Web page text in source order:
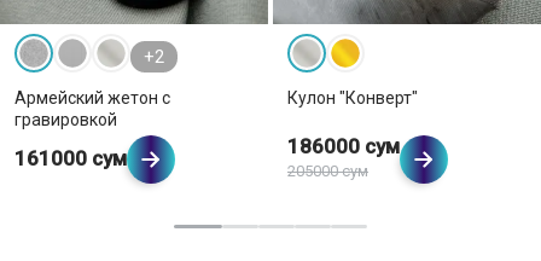
+2
Армейский жетон с
гравировкой
161000 сум
Кулон "Конверт"
186000 сум
205000 сум